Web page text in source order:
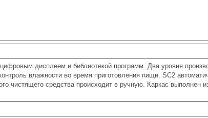
дисплеем и библиотекой программ. Два уровня
влажности во время приготовления пищи. SC2
чистящего средства происходит в ручную. Каркас